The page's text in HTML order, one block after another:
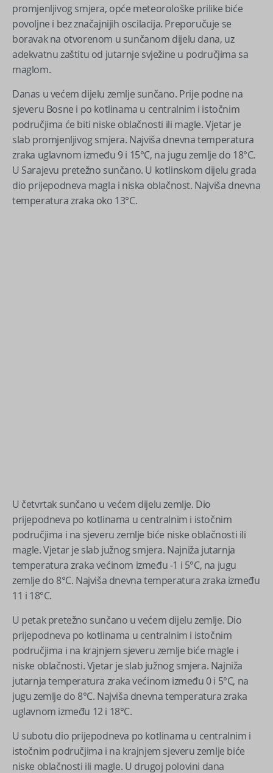
promjenljivog smjera, opće meteorološke prilike biće
povoljne i bez značajnijih oscilacija. Preporučuje se
boravak na otvorenom u sunčanom dijelu dana, uz
adekvatnu zaštitu od jutarnje svježine u područjima sa
maglom.
Danas u većem dijelu zemlje sunčano. Prije podne na
sjeveru Bosne i po kotlinama u centralnim i istočnim
područjima će biti niske oblačnosti ili magle. Vjetar je
slab promjenljivog smjera. Najviša dnevna temperatura
zraka uglavnom između 9 i 15°C, na jugu zemlje do 18°C.
U Sarajevu pretežno sunčano. U kotlinskom dijelu grada
dio prijepodneva magla i niska oblačnost. Najviša dnevna
temperatura zraka oko 13°C.
U četvrtak sunčano u većem dijelu zemlje. Dio
prijepodneva po kotlinama u centralnim i istočnim
područjima i na sjeveru zemlje biće niske oblačnosti ili
magle. Vjetar je slab južnog smjera. Najniža jutarnja
temperatura zraka većinom između -1 i 5°C, na jugu
zemlje do 8°C. Najviša dnevna temperatura zraka između
11 i 18°C.
U petak pretežno sunčano u većem dijelu zemlje. Dio
prijepodneva po kotlinama u centralnim i istočnim
područjima i na krajnjem sjeveru zemlje biće magle i
niske oblačnosti. Vjetar je slab južnog smjera. Najniža
jutarnja temperatura zraka većinom između 0 i 5°C, na
jugu zemlje do 8°C. Najviša dnevna temperatura zraka
uglavnom između 12 i 18°C.
U subotu dio prijepodneva po kotlinama u centralnim i
istočnim područjima i na krajnjem sjeveru zemlje biće
niske oblačnosti ili magle. U drugoj polovini dana